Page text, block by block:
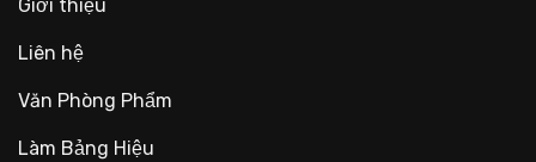
Giới thiệu
Liên hệ
Văn Phòng Phẩm
Làm Bảng Hiệu